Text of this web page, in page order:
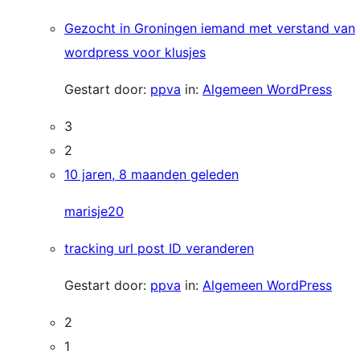
Gezocht in Groningen iemand met verstand van
wordpress voor klusjes
Gestart door: ppva in: Algemeen WordPress
3
2
10 jaren, 8 maanden geleden
marisje20
tracking url post ID veranderen
Gestart door: ppva in: Algemeen WordPress
2
1